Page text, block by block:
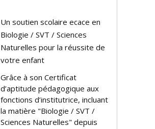
Un soutien scolaire efficace en
Biologie / SVT / Sciences
Naturelles pour la réussite de
votre enfant
Grâce à son Certificat
d’aptitude pédagogique aux
fonctions d’institutrice, incluant
la matière "Biologie / SVT /
Sciences Naturelles" depuis